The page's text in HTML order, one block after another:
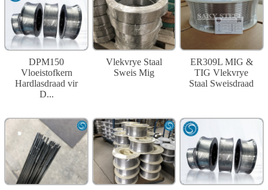
DPM150
Vloeistofkern
Hardlasdraad vir
D...
Vlekvrye Staal
Sweis Mig
ER309L MIG &
TIG Vlekvrye
Staal Sweisdraad